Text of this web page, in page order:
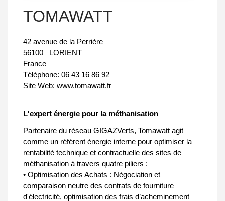
TOMAWATT
42 avenue de la Perrière
56100
LORIENT
France
Téléphone: 06 43 16 86 92
Site Web: www.tomawatt.fr
L'expert énergie pour la méthanisation
Partenaire du réseau GIGAZVerts, Tomawatt agit
comme un référent énergie interne pour optimiser la
rentabilité technique et contractuelle des sites de
méthanisation à travers quatre piliers :
• Optimisation des Achats : Négociation et
comparaison neutre des contrats de fourniture
d'électricité, optimisation des frais d’acheminement